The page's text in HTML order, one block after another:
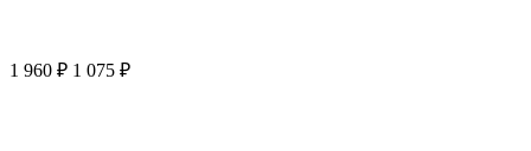
1 960 ₽ 1 075 ₽